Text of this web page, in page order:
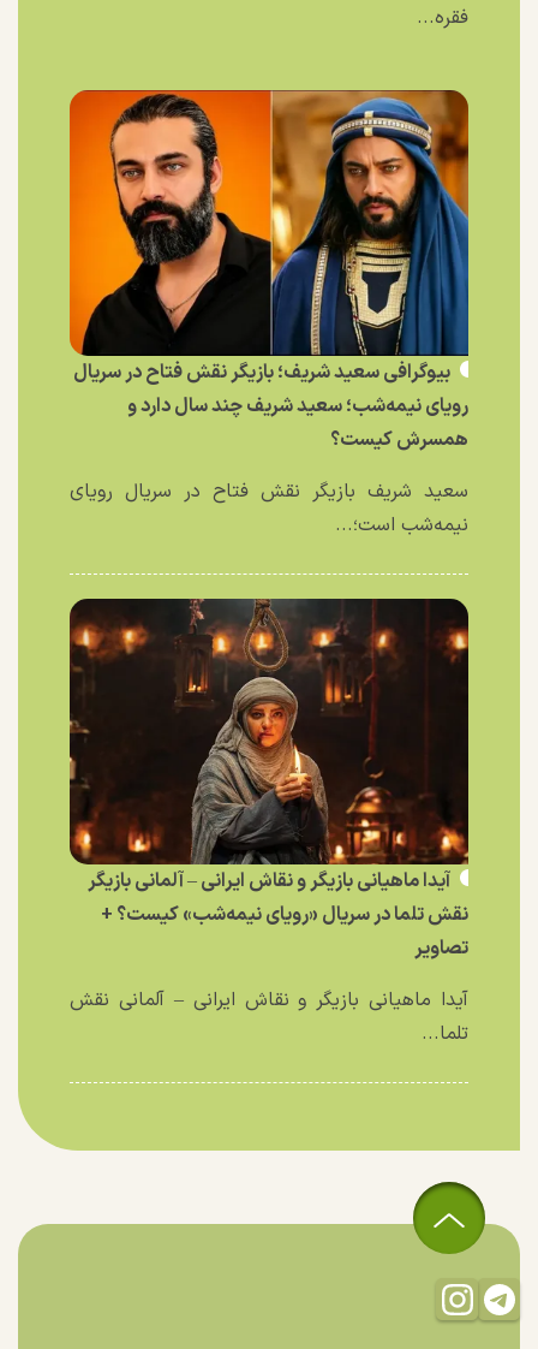
فقره...
بیوگرافی سعید شریف؛ بازیگر نقش فتاح در سریال
رویای نیمه‌شب؛ سعید شریف چند سال دارد و
همسرش کیست؟
سعید شریف بازیگر نقش فتاح در سریال رویای
نیمه‌شب است؛...
آیدا ماهیانی بازیگر و نقاش ایرانی – آلمانی بازیگر
نقش تلما در سریال «رویای نیمه‌شب» کیست؟ +
تصاویر
آیدا ماهیانی بازیگر و نقاش ایرانی – آلمانی نقش
تلما...